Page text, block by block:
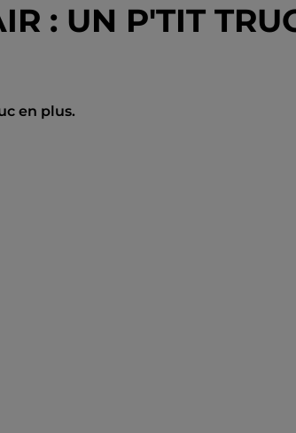
: UN P'TIT
en plus.